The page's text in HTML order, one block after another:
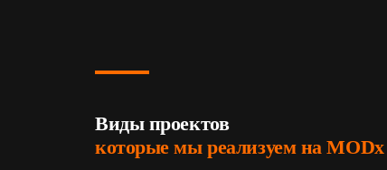
Виды проектов
которые мы реализуем на